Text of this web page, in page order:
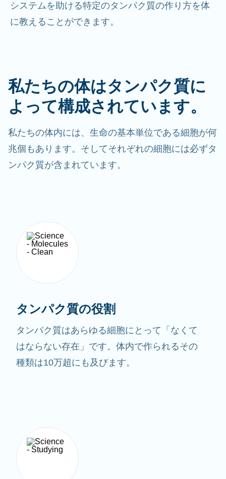
システムを助ける特定のタンパク質の作り方を体
に教えることができます。
私たちの体はタンパク質に
よって構成されています。
私たちの体内には、生命の基本単位である細胞が何
兆個もあります。そしてそれぞれの細胞には必ずタ
ンパク質が含まれています。
タンパク質の役割
タンパク質はあらゆる細胞にとって「なくて
はならない存在」です。体内で作られるその
種類は10万超にも及びます。